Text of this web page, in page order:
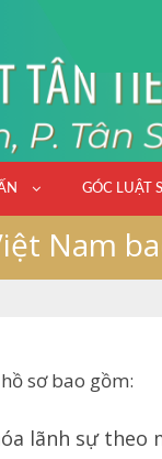
GÓC LUẬT
Nam
sơ bao gồm:
lãnh sự theo